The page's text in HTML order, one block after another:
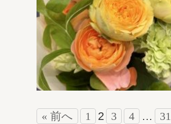
« 前へ 1 2 3 4 … 31